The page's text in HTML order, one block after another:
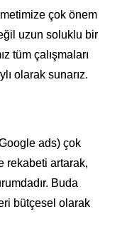
çok önem
uzun soluklu bir
tüm çalışmaları
olarak sunarız.
ads) çok
rekabeti artarak,
Buda
bütçesel olarak